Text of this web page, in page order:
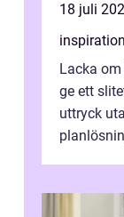
18 juli
inspiration
Lacka
ge ett
uttryck